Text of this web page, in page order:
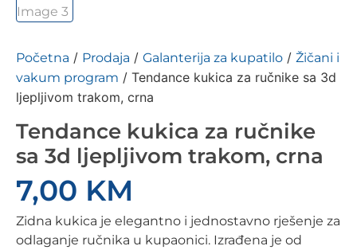
Početna / Prodaja / Galanterija za kupatilo / Žičani i
vakum program / Tendance kukica za ručnike sa 3d
ljepljivom trakom, crna
Tendance kukica za ručnike
sa 3d ljepljivom trakom, crna
7,00 KM
Zidna kukica je elegantno i jednostavno rješenje za
odlaganje ručnika u kupaonici. Izrađena je od